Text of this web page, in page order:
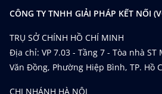
CÔNG TY TNHH GIẢI PHÁP KẾT NỐI
TRỤ SỞ CHÍNH HỒ CHÍ MINH
Địa chỉ: VP 7.03 - Tầng 7 - Tòa nhà
Văn Đồng, Phường Hiệp Bình, TP. Hồ
CHI NHÁNH HÀ NỘI